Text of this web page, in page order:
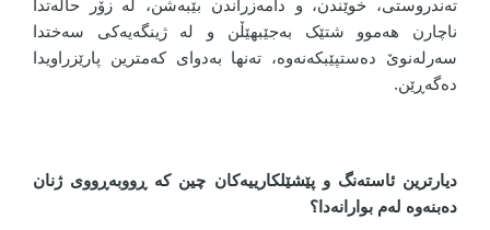
تەندروستی، خوێندن، و دامەزراندن بێبەشن، لە زۆر حاڵەتدا
ناچارن هەموو شتێک بەجێبهێڵن و لە ژینگەیەکی سەختدا
سەرلەنوێ دەستپێبکەنەوە، تەنها بەدوای کەمترین پارێزراویدا
دەگەڕێن.
دیارترین ئاستەنگ و پێشێلکارییەکان چین کە ڕووبەڕووی ژنان
دەبنەوە لەم بوارانەدا؟